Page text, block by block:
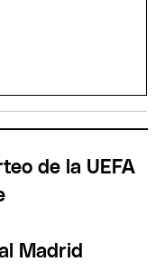
de la UEFA
Madrid